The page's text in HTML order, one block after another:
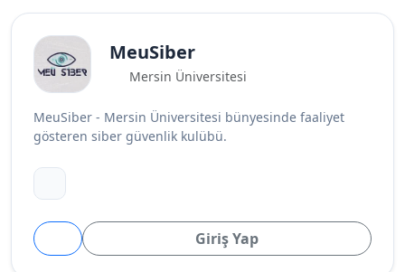
MeuSiber
Mersin Üniversitesi
MeuSiber - Mersin Üniversitesi bünyesinde faaliyet
gösteren siber güvenlik kulübü.
Giriş Yap